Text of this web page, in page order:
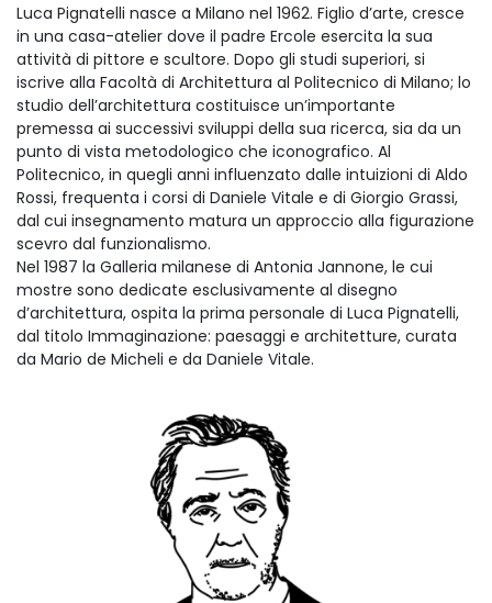
Luca Pignatelli nasce a Milano nel 1962. Figlio d’arte, cresce
in una casa-atelier dove il padre Ercole esercita la sua
attività di pittore e scultore. Dopo gli studi superiori, si
iscrive alla Facoltà di Architettura al Politecnico di Milano; lo
studio dell’architettura costituisce un’importante
premessa ai successivi sviluppi della sua ricerca, sia da un
punto di vista metodologico che iconografico. Al
Politecnico, in quegli anni influenzato dalle intuizioni di Aldo
Rossi, frequenta i corsi di Daniele Vitale e di Giorgio Grassi,
dal cui insegnamento matura un approccio alla figurazione
scevro dal funzionalismo.
Nel 1987 la Galleria milanese di Antonia Jannone, le cui
mostre sono dedicate esclusivamente al disegno
d’architettura, ospita la prima personale di Luca Pignatelli,
dal titolo Immaginazione: paesaggi e architetture, curata
da Mario de Micheli e da Daniele Vitale.